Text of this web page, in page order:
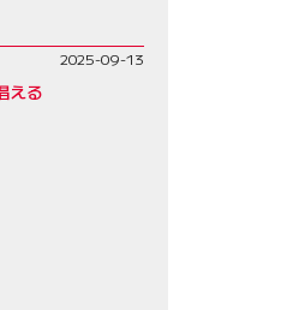
2025-09-13
える